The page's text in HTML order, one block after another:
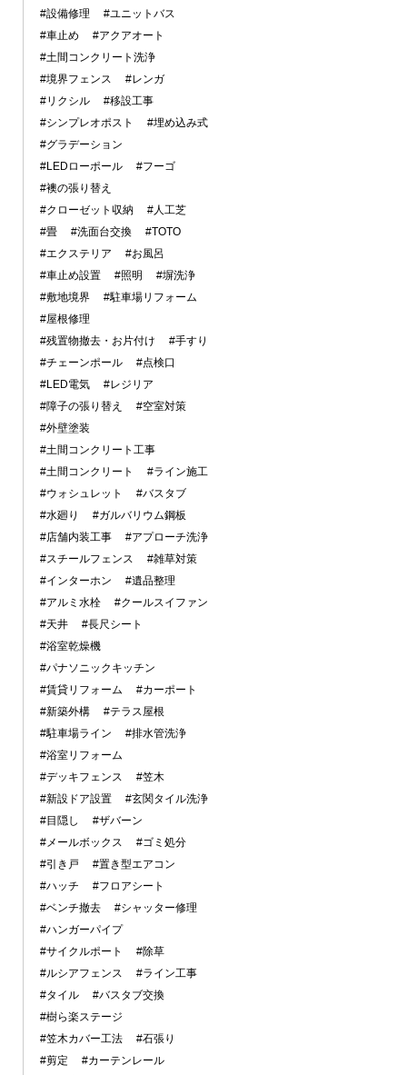
#設備修理
#ユニットバス
#車止め
#アクアオート
#土間コンクリート洗浄
#境界フェンス
#レンガ
#リクシル
#移設工事
#シンプレオポスト
#埋め込み式
#グラデーション
#LEDローポール
#フーゴ
#襖の張り替え
#クローゼット収納
#人工芝
#畳
#洗面台交換
#TOTO
#エクステリア
#お風呂
#車止め設置
#照明
#塀洗浄
#敷地境界
#駐車場リフォーム
#屋根修理
#残置物撤去・お片付け
#手すり
#チェーンポール
#点検口
#LED電気
#レジリア
#障子の張り替え
#空室対策
#外壁塗装
#土間コンクリート工事
#土間コンクリート
#ライン施工
#ウォシュレット
#バスタブ
#水廻り
#ガルバリウム鋼板
#店舗内装工事
#アプローチ洗浄
#スチールフェンス
#雑草対策
#インターホン
#遺品整理
#アルミ水栓
#クールスイファン
#天井
#長尺シート
#浴室乾燥機
#パナソニックキッチン
#賃貸リフォーム
#カーポート
#新築外構
#テラス屋根
#駐車場ライン
#排水管洗浄
#浴室リフォーム
#デッキフェンス
#笠木
#新設ドア設置
#玄関タイル洗浄
#目隠し
#ザバーン
#メールボックス
#ゴミ処分
#引き戸
#置き型エアコン
#ハッチ
#フロアシート
#ベンチ撤去
#シャッター修理
#ハンガーパイプ
#サイクルポート
#除草
#ルシアフェンス
#ライン工事
#タイル
#バスタブ交換
#樹ら楽ステージ
#笠木カバー工法
#石張り
#剪定
#カーテンレール